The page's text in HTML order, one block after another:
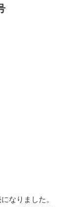
なりました。